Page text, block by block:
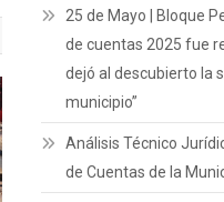
25 de Mayo | Bloque
de cuentas 2025 fue
dejó al descubierto la
municipio”
Análisis Técnico
de Cuentas de la